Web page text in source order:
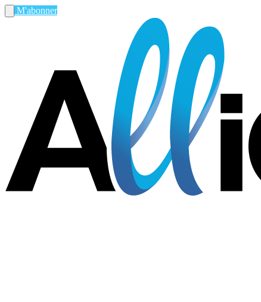
M'abonner